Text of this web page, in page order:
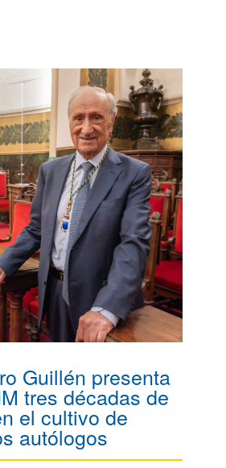
Guillén presenta
tres décadas de
el cultivo de
autólogos